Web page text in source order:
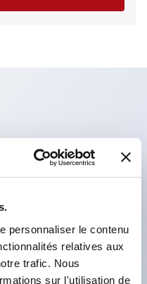
personnaliser le contenu
relatives aux
trafic. Nous
sur l'utilisation de
2 contacts,
à 4 contacts
(*bloc de contact à
encombrante